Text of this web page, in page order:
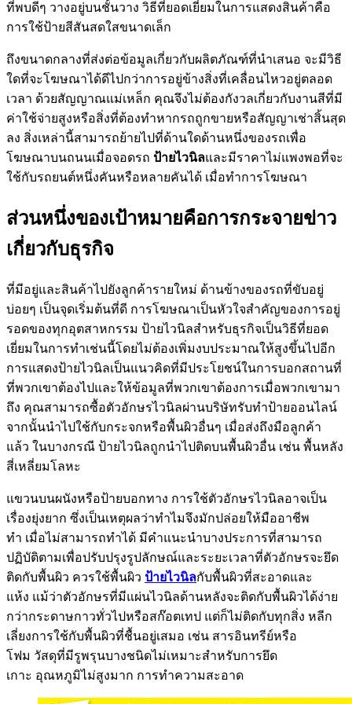
ที่พบดีๆ วางอยู่บนชั้นวาง วิธีที่ยอดเยี่ยมในการแสดงสินค้าคือ
การใช้ป้ายสีสันสดใสขนาดเล็ก
ถึงขนาดกลางที่ส่งต่อข้อมูลเกี่ยวกับผลิตภัณฑ์ที่นำเสนอ จะมีวิธี
ใดที่จะโฆษณาได้ดีไปกว่าการอยู่ข้างสิ่งที่เคลื่อนไหวอยู่ตลอด
เวลา ด้วยสัญญาณแม่เหล็ก คุณจึงไม่ต้องกังวลเกี่ยวกับงานสีที่มี
ค่าใช้จ่ายสูงหรือสิ่งที่ต้องทำหากรถถูกขายหรือสัญญาเช่าสิ้นสุด
ลง สิ่งเหล่านี้สามารถย้ายไปที่ด้านใดด้านหนึ่งของรถเพื่อ
โฆษณาบนถนนเมื่อจอดรถ ป้ายไวนิลและมีราคาไม่แพงพอที่จะ
ใช้กับรถยนต์หนึ่งคันหรือหลายคันได้ เมื่อทำการโฆษณา
ส่วนหนึ่งของเป้าหมายคือการกระจายข่าว
เกี่ยวกับธุรกิจ
ที่มีอยู่และสินค้าไปยังลูกค้ารายใหม่ ด้านข้างของรถที่ขับอยู่
บ่อยๆ เป็นจุดเริ่มต้นที่ดี การโฆษณาเป็นหัวใจสำคัญของการอยู่
รอดของทุกอุตสาหกรรม ป้ายไวนิลสำหรับธุรกิจเป็นวิธีที่ยอด
เยี่ยมในการทำเช่นนี้โดยไม่ต้องเพิ่มงบประมาณให้สูงขึ้นไปอีก
การแสดงป้ายไวนิลเป็นแนวคิดที่มีประโยชน์ในการบอกสถานที่
ที่พวกเขาต้องไปและให้ข้อมูลที่พวกเขาต้องการเมื่อพวกเขามา
ถึง คุณสามารถซื้อตัวอักษรไวนิลผ่านบริษัทรับทำป้ายออนไลน์
จากนั้นนำไปใช้กับกระจกหรือพื้นผิวอื่นๆ เมื่อส่งถึงมือลูกค้า
แล้ว ในบางกรณี ป้ายไวนิลถูกนำไปติดบนพื้นผิวอื่น เช่น พื้นหลัง
สี่เหลี่ยมโลหะ
แขวนบนผนังหรือป้ายบอกทาง การใช้ตัวอักษรไวนิลอาจเป็น
เรื่องยุ่งยาก ซึ่งเป็นเหตุผลว่าทำไมจึงมักปล่อยให้มืออาชีพ
ทำ เมื่อไม่สามารถทำได้ มีคำแนะนำบางประการที่สามารถ
ปฏิบัติตามเพื่อปรับปรุงรูปลักษณ์และระยะเวลาที่ตัวอักษรจะยึด
ติดกับพื้นผิว ควรใช้พื้นผิว ป้ายไวนิลกับพื้นผิวที่สะอาดและ
แห้ง แม้ว่าตัวอักษรที่มีแผ่นไวนิลด้านหลังจะติดกับพื้นผิวได้ง่าย
กว่ากระดาษกาวทั่วไปหรือสก๊อตเทป แต่ก็ไม่ติดกับทุกสิ่ง หลีก
เลี่ยงการใช้กับพื้นผิวที่ชื้นอยู่เสมอ เช่น สารอินทรีย์หรือ
โฟม วัสดุที่มีรูพรุนบางชนิดไม่เหมาะสำหรับการยึด
เกาะ อุณหภูมิไม่สูงมาก การทำความสะอาด